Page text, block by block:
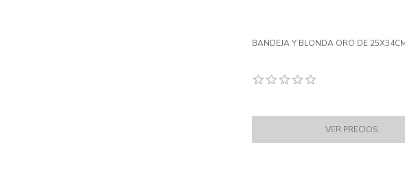
BANDEJA Y BLONDA ORO DE